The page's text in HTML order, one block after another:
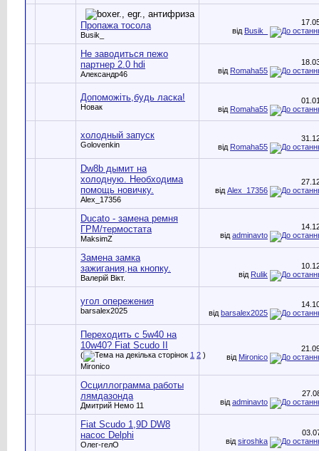
Пропажа тосола
Busik_
від Busik_
Не заводиться пежо
партнер 2.0 hdi
Александр46
від Romaha55
Допоможіть,будь ласка!
Новак
від Romaha55
холодный запуск
Golovenkin
від Romaha55
Dw8b дымит на
холодную. Необходима
помощь новичку.
Alex_17356
від Alex_17356
Ducato - замена ремня
ГРМ/термостата
MaksimZ
від adminavto
Замена замка
зажигания,на кнопку.
Валерій Вікт.
від Rulik
угол опережения
barsalex2025
від barsalex2025
Переходить с 5w40 на
10w40? Fiat Scudo II
( 1 2 )
Mironico
від Mironico
Осциллограмма работы
лямдазонда
Дмитрий Немо 11
від adminavto
Fiat Scudo 1,9D DW8
насос Delphi
Олег-гелО
від siroshka